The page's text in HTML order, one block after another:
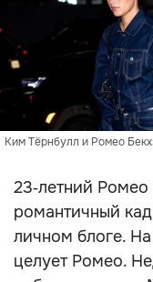
Ким Тёрнбулл и Ромео
23‑летний
романтичный
личном блоге.
целует Ромео.